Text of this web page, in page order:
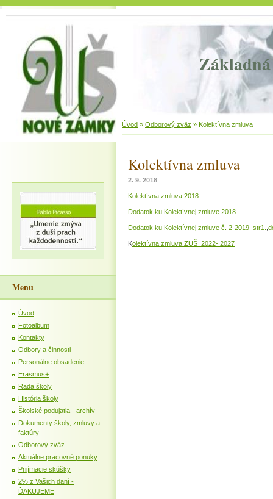
Základná
Úvod » Odborový zväz » Kolektívna zmluva
Kolektívna zmluva
2. 9. 2018
Kolektívna zmluva 2018
Dodatok ku Kolektívnej zmluve 2018
Dodatok ku Kolektívnej zmluve č. 2-2019 str1.
Kolektívna zmluva ZUŠ 2022- 2027
Menu
Úvod
Fotoalbum
Kontakty
Odbory a činnosti
Personálne obsadenie
Erasmus+
Rada školy
História školy
Školské podujatia - archív
Dokumenty školy, zmluvy a
faktúry
Odborový zväz
Aktuálne pracovné ponuky
Prijímacie skúšky
2% z Vašich daní -
ĎAKUJEME